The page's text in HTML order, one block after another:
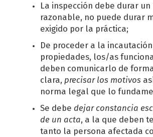
La inspección debe durar un
razonable, no puede durar
exigido por la práctica;
De proceder a la
propiedades, los/as
deben comunicarlo de
clara, precisar los motivos
norma legal que lo
Se debe dejar constancia
de un acta, a la que deben
tanto la persona afectada